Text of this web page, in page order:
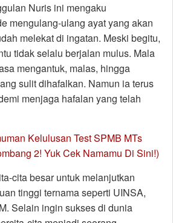
Nuris ini mengaku
mengulang-ulang ayat yang akan
melekat di ingatan. Meski begitu,
tidak selalu berjalan mulus. Mala
mengantuk, malas, hingga
sulit dihafalkan. Namun ia terus
menjaga hafalan yang telah
Kelulusan Test SPMB MTs
2! Yuk Cek Namamu Di Sini!)
cita besar untuk melanjutkan
tinggi ternama seperti UINSA,
Selain ingin sukses di dunia